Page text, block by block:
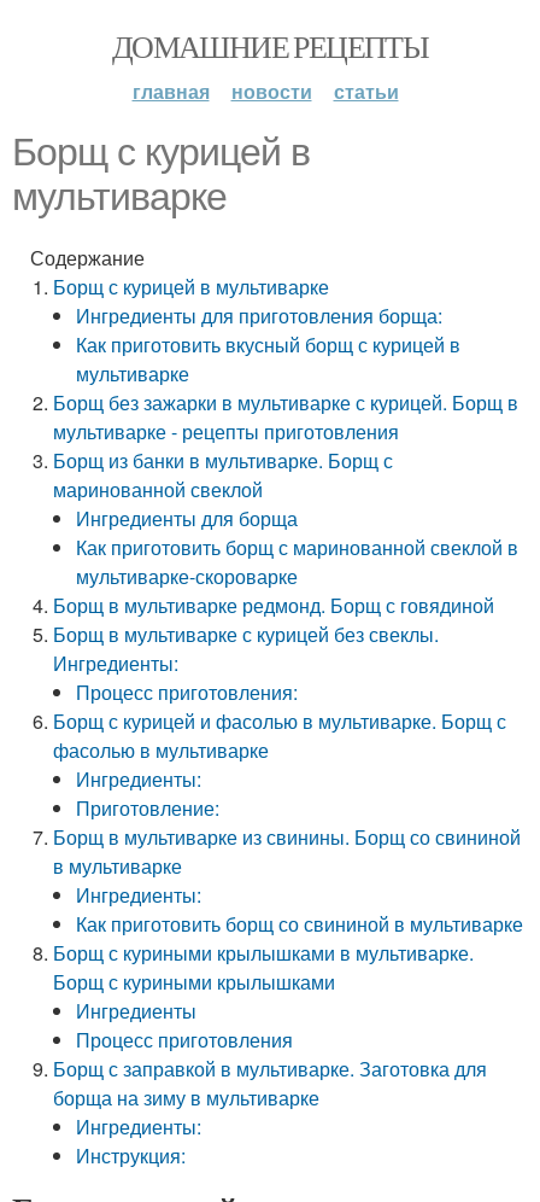
ДОМАШНИЕ РЕЦЕПТЫ
главная новости статьи
Борщ с курицей в
мультиварке
Содержание
Борщ с курицей в мультиварке
Ингредиенты для приготовления борща:
Как приготовить вкусный борщ с курицей в
мультиварке
Борщ без зажарки в мультиварке с курицей. Борщ в
мультиварке - рецепты приготовления
Борщ из банки в мультиварке. Борщ с
маринованной свеклой
Ингредиенты для борща
Как приготовить борщ с маринованной свеклой в
мультиварке-скороварке
Борщ в мультиварке редмонд. Борщ с говядиной
Борщ в мультиварке с курицей без свеклы.
Ингредиенты:
Процесс приготовления:
Борщ с курицей и фасолью в мультиварке. Борщ с
фасолью в мультиварке
Ингредиенты:
Приготовление:
Борщ в мультиварке из свинины. Борщ со свининой
в мультиварке
Ингредиенты:
Как приготовить борщ со свининой в мультиварке
Борщ с куриными крылышками в мультиварке.
Борщ с куриными крылышками
Ингредиенты
Процесс приготовления
Борщ с заправкой в мультиварке. Заготовка для
борща на зиму в мультиварке
Ингредиенты:
Инструкция: